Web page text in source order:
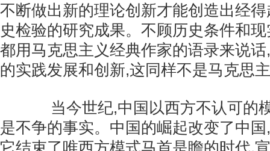
不断做出新的理论创新才能创造出经
史检验的研究成果。不顾历史条件和
都用马克思主义经典作家的语录来说话
的实践发展和创新,这同样不是马克思
当今世纪,中国以西方不认可的
是不争的事实。中国的崛起改变了中
它结束了唯西方模式马首是瞻的时代,